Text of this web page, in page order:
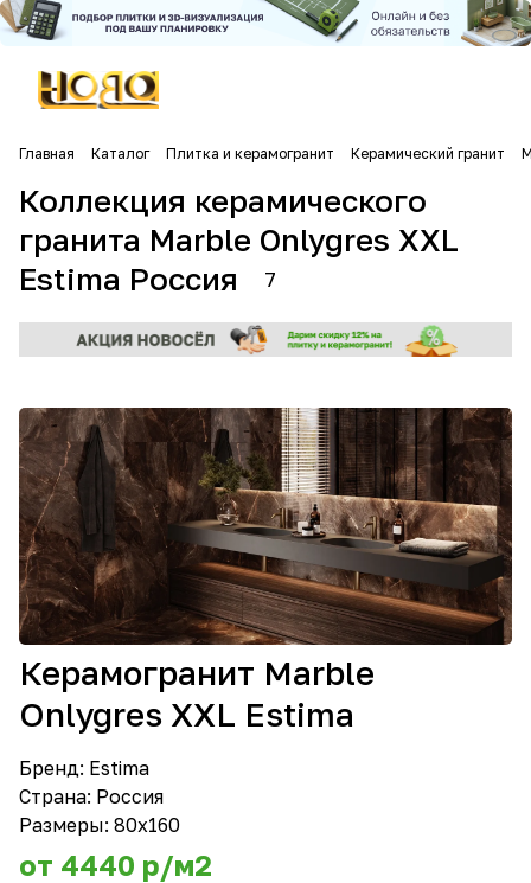
Главная Каталог Плитка и керамогранит Керамический гранит
Коллекция керамического
гранита Marble Onlygres XXL
Estima Россия
7
Керамогранит Marble
Onlygres XXL Estima
Бренд: Estima
Страна: Россия
Размеры: 80х160
от 4440 р/м2